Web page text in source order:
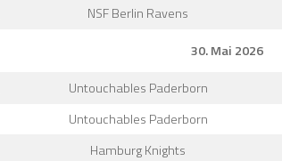
NSF Berlin Ravens
30. Mai 2026
Untouchables Paderborn
Untouchables Paderborn
Hamburg Knights